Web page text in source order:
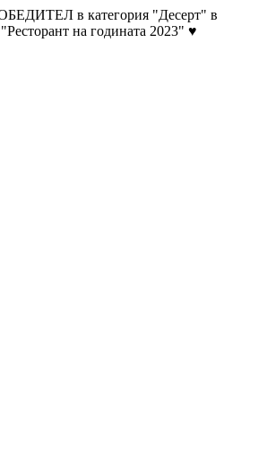
в категория "Десерт" в
на годината 2023" ♥